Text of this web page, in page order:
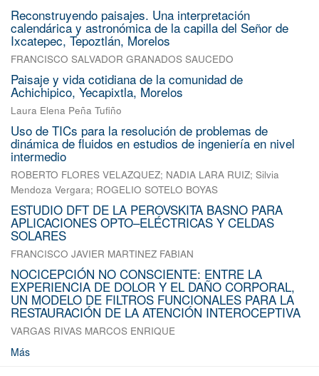
Reconstruyendo paisajes. Una interpretación
calendárica y astronómica de la capilla del Señor de
Ixcatepec, Tepoztlán, Morelos
FRANCISCO SALVADOR GRANADOS SAUCEDO
Paisaje y vida cotidiana de la comunidad de
Achichipico, Yecapixtla, Morelos
Laura Elena Peña Tufiño
Uso de TICs para la resolución de problemas de
dinámica de fluidos en estudios de ingeniería en nivel
intermedio
ROBERTO FLORES VELAZQUEZ; NADIA LARA RUIZ; Silvia
Mendoza Vergara; ROGELIO SOTELO BOYAS
ESTUDIO DFT DE LA PEROVSKITA BASNO PARA
APLICACIONES OPTO–ELÉCTRICAS Y CELDAS
SOLARES
FRANCISCO JAVIER MARTINEZ FABIAN
NOCICEPCIÓN NO CONSCIENTE: ENTRE LA
EXPERIENCIA DE DOLOR Y EL DAÑO CORPORAL,
UN MODELO DE FILTROS FUNCIONALES PARA LA
RESTAURACIÓN DE LA ATENCIÓN INTEROCEPTIVA
VARGAS RIVAS MARCOS ENRIQUE
Más